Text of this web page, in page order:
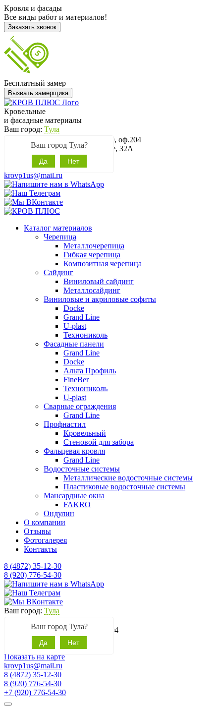
Кровля и фасады
Все виды работ и материалов!
Заказать звонок
Бесплатный замер
Вызвать замерщика
Кровельные
и фасадные материалы
Ваш город: Тула
Ваш город Тула?
Да Нет
Офис: г. Тула, ул. Сурикова, д.20, оф.204
Магазин: Новомосковское шоссе, 32А
8 (4872) 35-12-30
8 (920) 776-54-30
krovp1us@mail.ru
Каталог материалов
Черепица
Металлочерепица
Гибкая черепица
Композитная черепица
Сайдинг
Виниловый сайдинг
Металлосайдинг
Виниловые и акриловые софиты
Docke
Grand Line
U-plast
Технониколь
Фасадные панели
Grand Line
Docke
Альта Профиль
FineBer
Технониколь
U-plast
Сварные ограждения
Grand Line
Профнастил
Кровельный
Стеновой для забора
Фальцевая кровля
Grand Line
Водосточные системы
Металлические водосточные системы
Пластиковые водосточные системы
Мансардные окна
FAKRO
Ондулин
О компании
Отзывы
Фотогалерея
Контакты
8 (4872) 35-12-30
8 (920) 776-54-30
Ваш город: Тула
Ваш город Тула?
Да Нет
г. Тула, ул. Сурикова, д.20, оф.204
Магазин:
Новомосковское шоссе, 32А
Показать на карте
krovp1us@mail.ru
8 (4872) 35-12-30
8 (920) 776-54-30
+7 (920) 776-54-30